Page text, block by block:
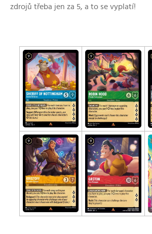
zdrojů třeba jen za 5, a to se vyplatí!